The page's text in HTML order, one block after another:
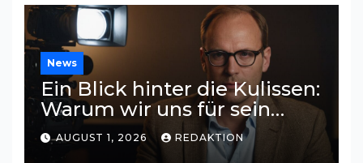
News
Ein Blick hinter die Kulissen:
Warum wir uns für sein
Privatleben interessieren
AUGUST 1, 2026 REDAKTION